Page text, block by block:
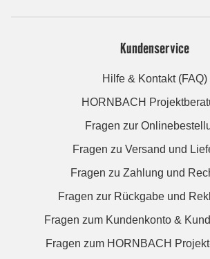
Kundenservice
Hilfe & Kontakt (FAQ)
HORNBACH
Fragen zur
Fragen zu Versand und
Fragen zu Zahlung und
Fragen zur Rückgabe und
Fragen zum Kundenkonto &
Fragen zum HORNBACH